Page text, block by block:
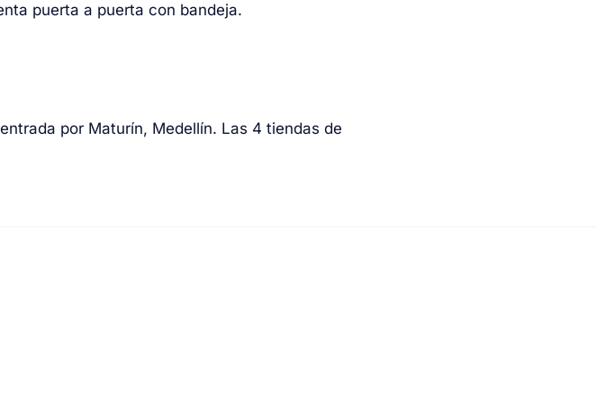
puerta a puerta con bandeja.
por Maturín, Medellín. Las 4 tiendas de